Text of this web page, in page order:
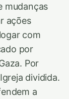
mudanças
ações
com
por
Por
dividida.
a